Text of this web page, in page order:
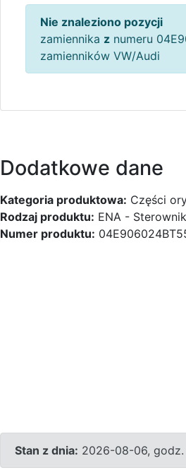
Nie znaleziono pozycji
zamiennika z numeru
zamienników VW/Audi
Dodatkowe dane
Kategoria produktowa: Części
Rodzaj produktu: ENA -
Numer produktu:
Stan z dnia: 2026-08-06,